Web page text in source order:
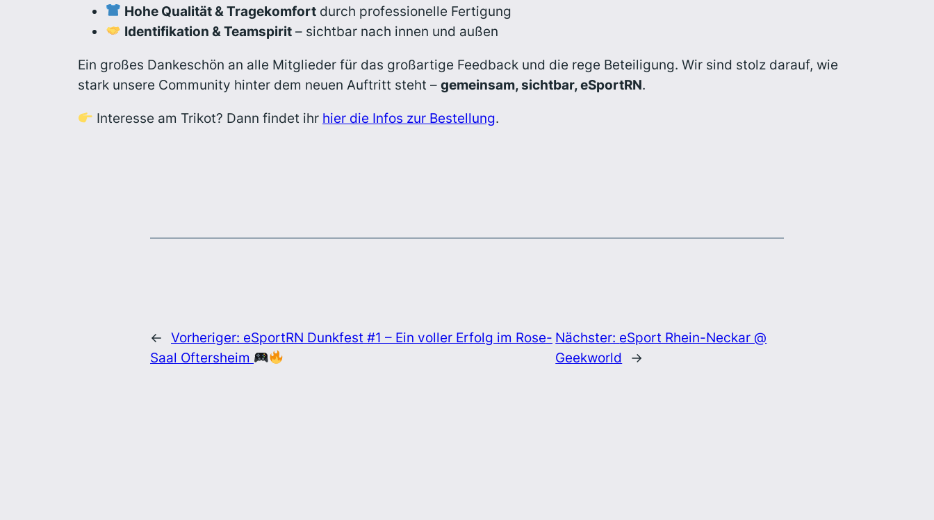
Hohe Qualität & Tragekomfortdurch professionelle Fertigung
Identifikation & Teamspirit– sichtbar nach innen und außen
Ein großes Dankeschön an alle Mitglieder für das großartige Feedback und die rege Beteiligung. Wir sind stolz darauf, wie
stark unsere Community hinter dem neuen Auftritt steht – gemeinsam, sichtbar, eSportRN.
Interesse am Trikot? Dann findet ihr hier die Infos zur Bestellung.
← Vorheriger: eSportRN Dunkfest #1 – Ein voller Erfolg im Rose-
Saal Oftersheim
Nächster: eSport Rhein-Neckar @
Geekworld
→